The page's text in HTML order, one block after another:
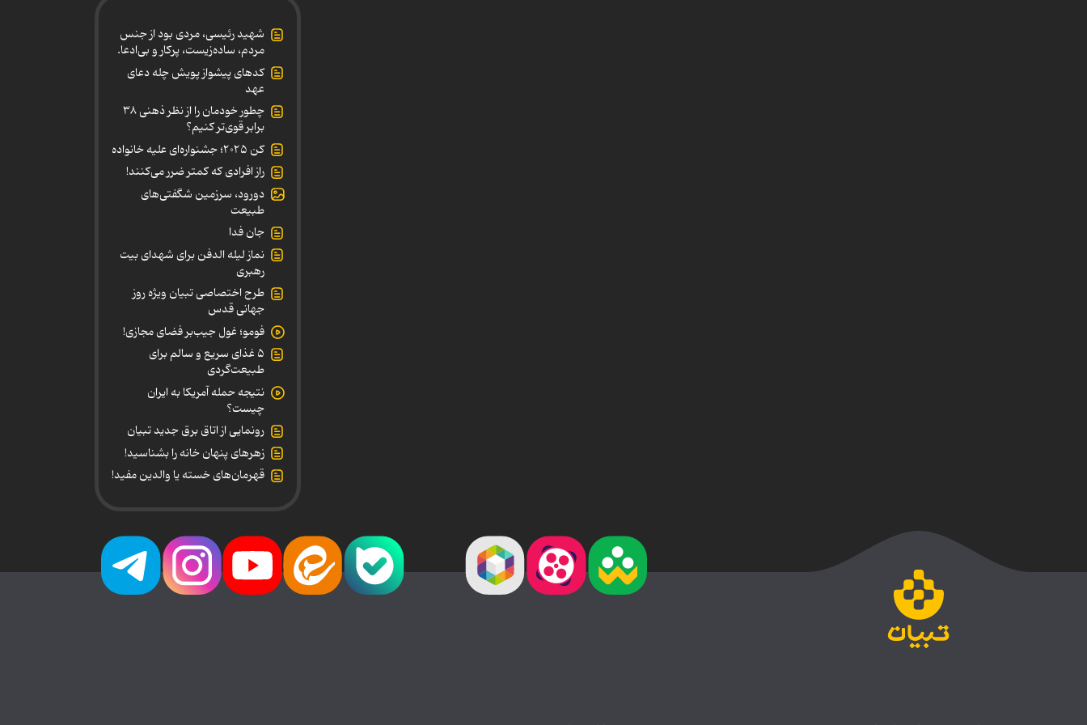
شهید رئیسی، مردی بود از جنس
مردم، ساده‌زیست، پرکار و بی‌ادعا.
کدهای پیشواز پویش چله دعای
عهد
چطور خودمان را از نظر ذهنی ۳۸
برابر قوی‌تر کنیم؟
کن ۲۰۲۵؛ جشنواره‌ای علیه خانواده
راز افرادی که کمتر ضرر می‌کنند!
دورود، سرزمین شگفتی‌های
طبیعت
جان فدا
نماز لیله الدفن برای شهدای بیت
رهبری
طرح اختصاصی تبیان ویژه روز
جهانی قدس
فومو؛ غول جیب‌بر فضای مجازی!
۵ غذای سریع و سالم برای
طبیعت‌گردی
نتیجه حمله آمریکا به ایران
چیست؟
رونمایی از اتاق برق جدید تبیان
زهرهای پنهان خانه را بشناسید!
قهرمان‌های خسته یا والدین مفید!